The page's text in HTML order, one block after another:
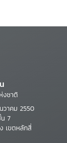
งชาติ
วาคม 2550
7
เขตหลักสี่